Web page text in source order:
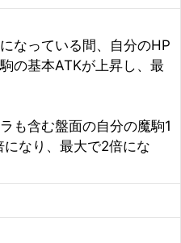
なっている間、自分のHP
の基本ATKが上昇し、最
も含む盤面の自分の魔駒1
なり、最大で2倍にな